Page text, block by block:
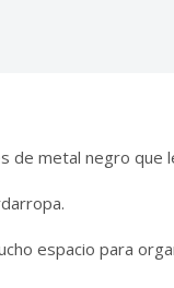
de metal negro que
espacio para